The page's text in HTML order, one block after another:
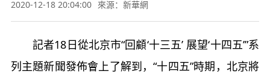
2020-12-18 20:04:00 來源：新華網
記者18日從北京市“回顧‘十三五’ 展望‘十四五’”系
列主題新聞發佈會上了解到，“十四五”時期，北京將